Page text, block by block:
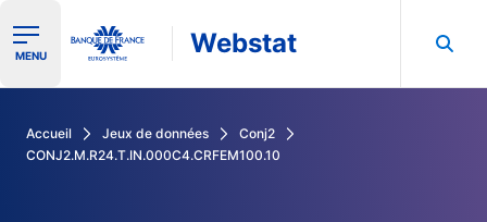
Ouvrir le menu de navigation
MENU Webstat
Accueil Jeux de données
Conj2
CONJ2.M.R24.T.IN.000C4.CRFEM100.10